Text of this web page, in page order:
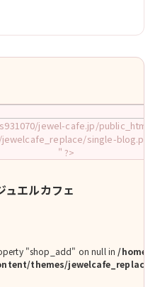
jewel-cafe.jp/public_html/
single-blog.php
" ?>
ュエルカフェ
"shop_add" on null in/home/
themes/jewelcafe_replace/